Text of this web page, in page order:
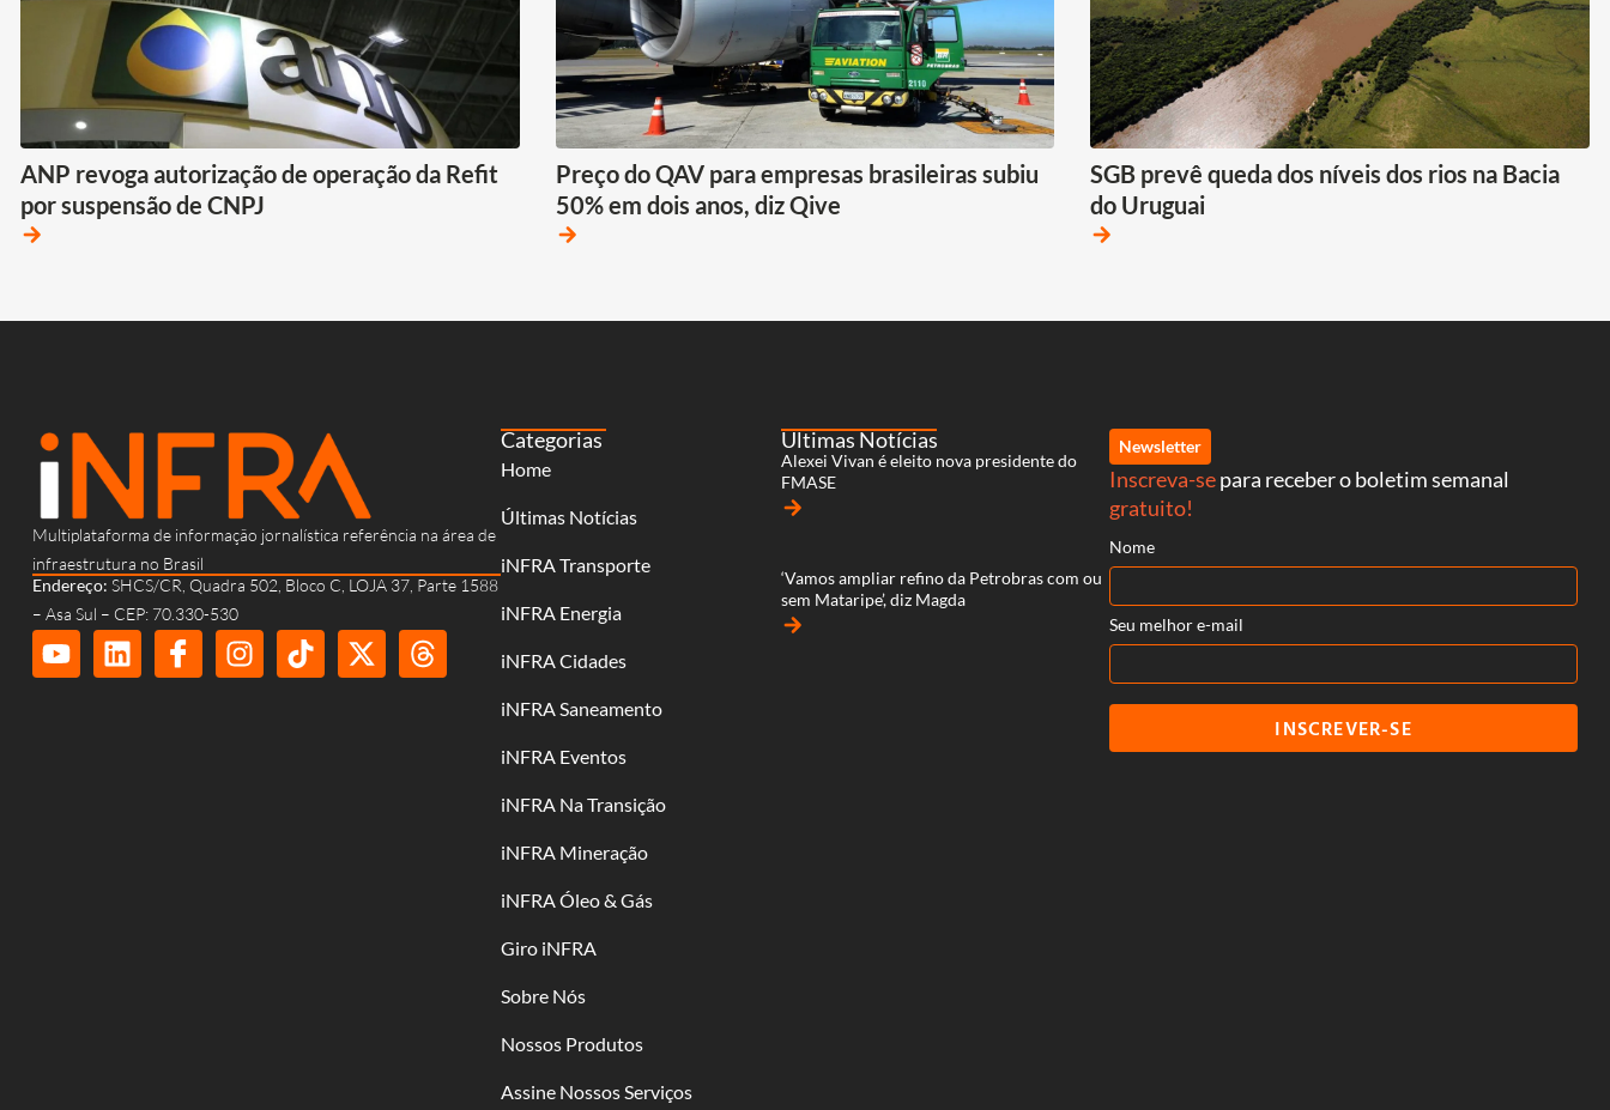
ANP revoga autorização de operação da Refit
por suspensão de CNPJ
arrow_forward
Preço do QAV para empresas brasileiras subiu
50% em dois anos, diz Qive
arrow_forward
SGB prevê queda dos níveis dos rios na Bacia
do Uruguai
arrow_forward
Multiplataforma de informação jornalística referência na área de
infraestrutura no Brasil
Endereço: SHCS/CR, Quadra 502, Bloco C, LOJA 37, Parte 1588
– Asa Sul – CEP: 70.330-530
Categorias
Home
Últimas Notícias
iNFRA Transporte
iNFRA Energia
iNFRA Cidades
iNFRA Saneamento
iNFRA Eventos
iNFRA Na Transição
iNFRA Mineração
iNFRA Óleo & Gás
Giro iNFRA
Sobre Nós
Nossos Produtos
Assine Nossos Serviços
Últimas Notícias
Alexei Vivan é eleito nova presidente do
FMASE
arrow_forward
‘Vamos ampliar refino da Petrobras com ou
sem Mataripe’, diz Magda
arrow_forward
Newsletter
Inscreva-separa receber o boletim semanal
gratuito!
Nome
Seu melhor e-mail
INSCREVER-SE